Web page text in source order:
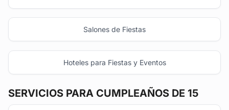
Salones de Fiestas
Hoteles para Fiestas y Eventos
SERVICIOS PARA CUMPLEAÑOS DE 15